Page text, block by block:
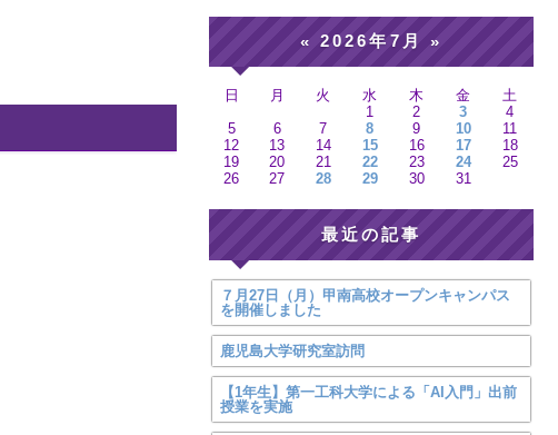
«2026年7月 »
日 月 火 水 木 金
土
1
2 3
4
5
6 7 8 9 10
11
12
13 14 15 16 17
18
19
20 21 22 23 24
25
26
27 28 29 30 31
最近の記事
７月27日（月）甲南高校オープンキャンパス
を開催しました
鹿児島大学研究室訪問
【1年生】第一工科大学による「AI入門」出前
授業を実施